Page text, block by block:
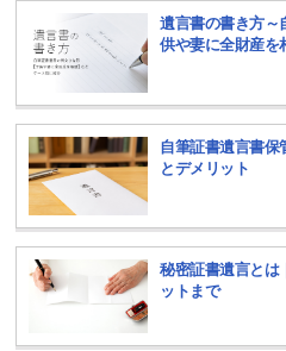
遺言書の書き方～
供や妻に全財産を
自筆証書遺言書保
とデメリット
秘密証書遺言とは
ットまで